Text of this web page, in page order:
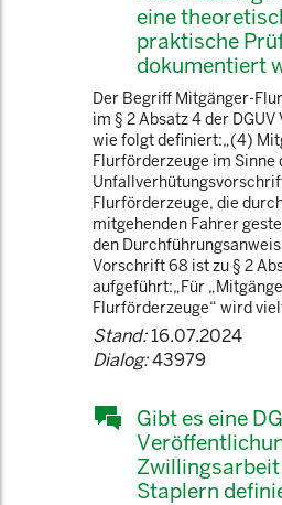
eine
praktische
dokumentiert
Der Begriff Mitgänger-
im § 2 Absatz 4 der
wie folgt definiert:„(4)
Flurförderzeuge im Sinne
Flurförderzeuge, die
mitgehenden Fahrer
den
Vorschrift 68 ist zu § 2
aufgeführt:„Für
Flurförderzeuge“ wird
Stand:16.07.2024
Dialog:43979
Gibt es eine
Zwillingsarbeit
Staplern